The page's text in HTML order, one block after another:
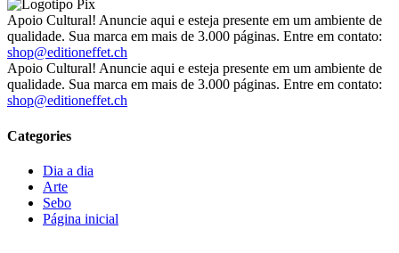
Apoio Cultural! Anuncie aqui e esteja presente em um ambiente de
qualidade. Sua marca em mais de 3.000 páginas. Entre em contato:
shop@editioneffet.ch
Apoio Cultural! Anuncie aqui e esteja presente em um ambiente de
qualidade. Sua marca em mais de 3.000 páginas. Entre em contato:
shop@editioneffet.ch
Categories
Dia a dia
Arte
Sebo
Página inicial